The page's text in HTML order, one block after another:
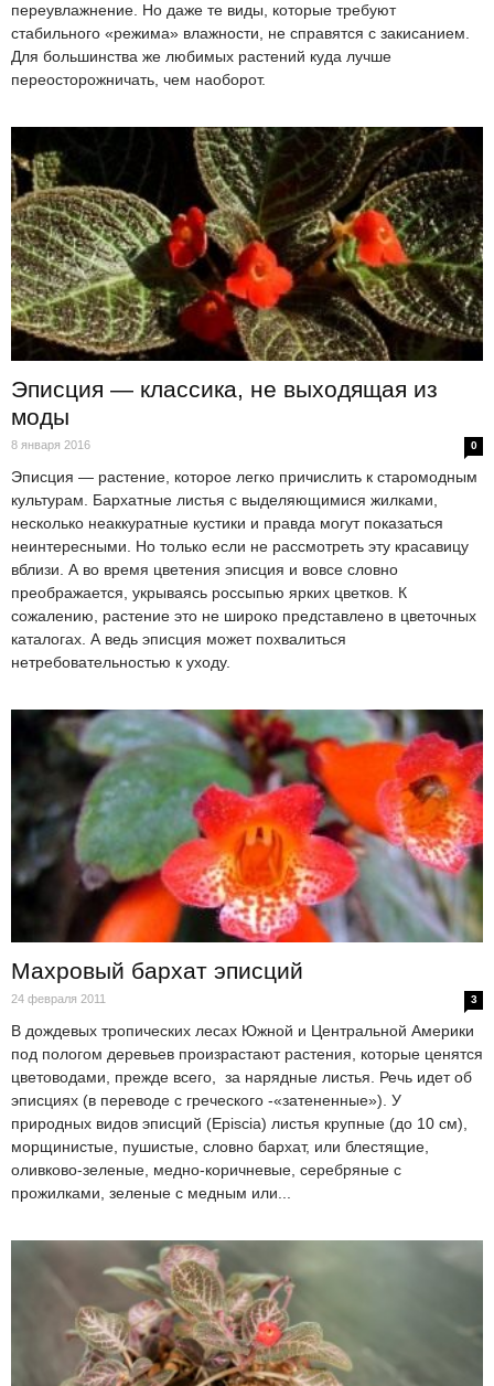
переувлажнение. Но даже те виды, которые требуют
стабильного «режима» влажности, не справятся с закисанием.
Для большинства же любимых растений куда лучше
переосторожничать, чем наоборот.
Эписция — классика, не выходящая из
моды
8 января 2016 0
Эписция — растение, которое легко причислить к старомодным
культурам. Бархатные листья с выделяющимися жилками,
несколько неаккуратные кустики и правда могут показаться
неинтересными. Но только если не рассмотреть эту красавицу
вблизи. А во время цветения эписция и вовсе словно
преображается, укрываясь россыпью ярких цветков. К
сожалению, растение это не широко представлено в цветочных
каталогах. А ведь эписция может похвалиться
нетребовательностью к уходу.
Махровый бархат эписций
24 февраля 2011 3
В дождевых тропических лесах Южной и Центральной Америки
под пологом деревьев произрастают растения, которые ценятся
цветоводами, прежде всего, за нарядные листья. Речь идет об
эписциях (в переводе с греческого -«затененные»). У
природных видов эписций (Episcia) листья крупные (до 10 см),
морщинистые, пушистые, словно бархат, или блестящие,
оливково-зеленые, медно-коричневые, серебряные с
прожилками, зеленые с медным или...